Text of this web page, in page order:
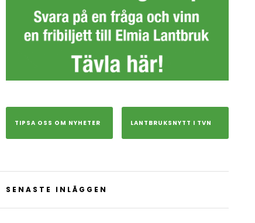
TIPSA OSS OM NYHETER LANTBRUKSNYTT I TVN
SENASTE INLÄGGEN